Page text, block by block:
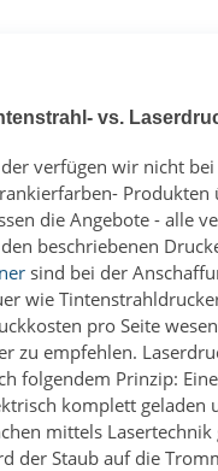
vs.
verfügen wir nicht
Produkten
die Angebote - alle
beschriebenen
sind bei der
wie
pro Seite
zu empfehlen.
folgendem Prinzip:
komplett geladen
mittels
der Staub auf die